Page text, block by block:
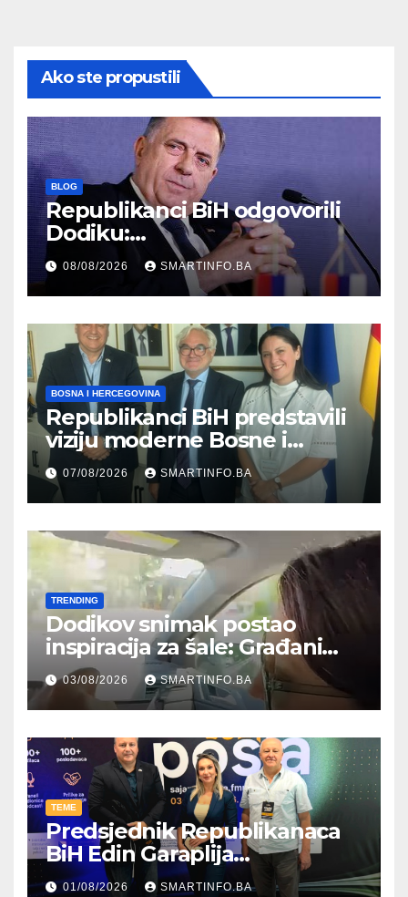
Ako ste propustili
BLOG
Republikanci BiH odgovorili
Dodiku:
Bosanskohercegovačka
kultura postoji i pripada svim
građanima
08/08/2026 SMARTINFO.BA
BOSNA I HERCEGOVINA
Republikanci BiH predstavili
viziju moderne Bosne i
Hercegovine ambasadoru
Njemačke
07/08/2026 SMARTINFO.BA
TRENDING
Dodikov snimak postao
inspiracija za šale: Građani
kroz parodiju poslali poruku
03/08/2026 SMARTINFO.BA
TEME
Predsjednik Republikanaca
BiH Edin Garaplija
prisustvovao prezentaciji
01/08/2026 SMARTINFO.BA